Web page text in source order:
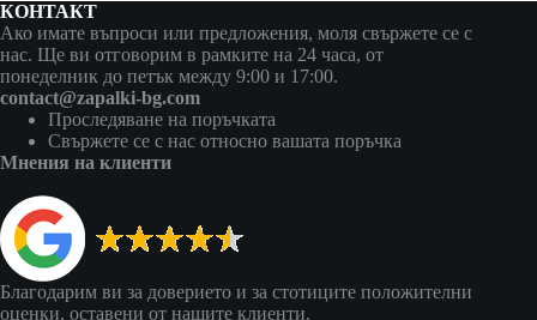
КОНТАКТ
Ако имате въпроси или предложения, моля свържете се с
нас. Ще ви отговорим в рамките на 24 часа, от
понеделник до петък между 9:00 и 17:00.
contact@zapalki-bg.com
Проследяване на поръчката
Свържете се с нас относно вашата поръчка
Мнения на клиенти
Благодарим ви за доверието и за стотиците положителни
оценки, оставени от нашите клиенти.